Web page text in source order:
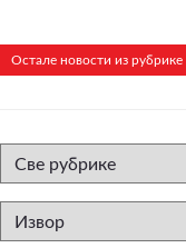
Остале новости из рубрике